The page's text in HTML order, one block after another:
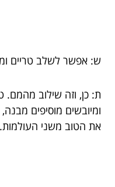
ש: אפשר לשלב טריים
ת: כן, וזה שילוב מהמם.
ומיובשים מוסיפים מבנה,
את הטוב משני העולמות.